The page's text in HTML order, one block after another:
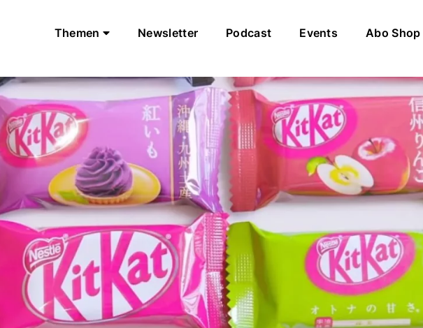
Themen Newsletter Podcast Events Abo Shop